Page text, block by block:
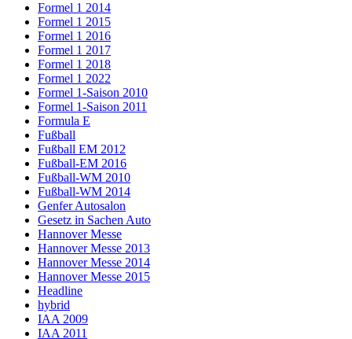
Formel 1 2014
Formel 1 2015
Formel 1 2016
Formel 1 2017
Formel 1 2018
Formel 1 2022
Formel 1-Saison 2010
Formel 1-Saison 2011
Formula E
Fußball
Fußball EM 2012
Fußball-EM 2016
Fußball-WM 2010
Fußball-WM 2014
Genfer Autosalon
Gesetz in Sachen Auto
Hannover Messe
Hannover Messe 2013
Hannover Messe 2014
Hannover Messe 2015
Headline
hybrid
IAA 2009
IAA 2011